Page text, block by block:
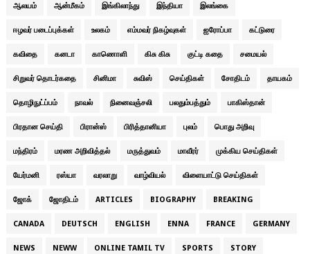
ஆலயம் ஆன்மீகம் இங்கிலாந்து இந்தியா இலங்கை
ஈழவர் படைப்புக்கள் உலகம் எம்மவர் நிகழ்வுகள் ஐரோப்பா கட்டுரை
கவிதை கனடா காணொளி கிசு கிசு குட்டி கதை சமையல்
சிறுவர் தொடர்கதை சினிமா சுவிஸ் செய்திகள் சோதிடம் தாயகம்
தொழிநுட்ப்பம் நாவல் நினைவஞ்சலி பலதும்பத்தும் பாகிஸ்தான்
பிரதான செய்தி பிரான்ஸ் பிரித்தானியா புலம் பொது அறிவு
மந்திரம் மரண அறிவித்தல் மருத்துவம் மாவீரர் முக்கிய செய்திகள்
யேர்மனி ரஸ்யா வரலாறு வாழ்வியல் விளையாட்டு செய்திகள்
ஜோக் ஜோதிடம் ARTICLES BIOGRAPHY BREAKING
CANADA DEUTSCH ENGLISH ENNA FRANCE GERMANY
NEWS NEWW ONLINE TAMIL TV SPORTS STORY